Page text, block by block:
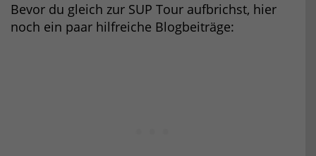
Bevor du gleich zur SUP Tour aufbrichst, hier
noch ein paar hilfreiche Blogbeiträge: